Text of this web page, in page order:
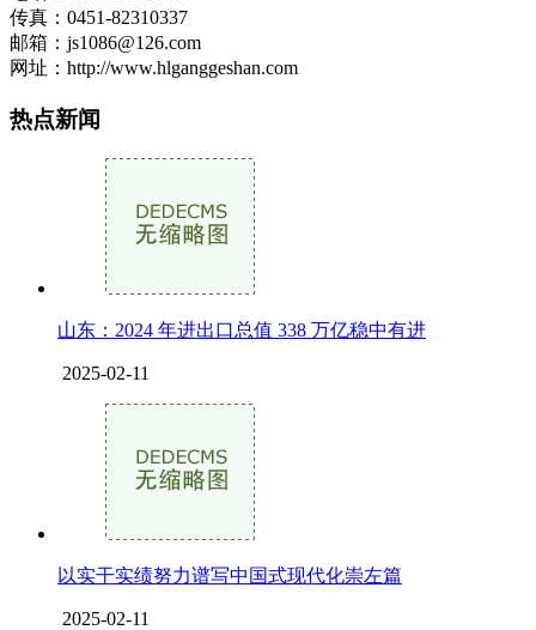
传真：0451-82310337
邮箱：js1086@126.com
网址：http://www.hlganggeshan.com
热点新闻
山东：2024 年进出口总值 338 万亿稳中有进
2025-02-11
以实干实绩努力谱写中国式现代化崇左篇
2025-02-11